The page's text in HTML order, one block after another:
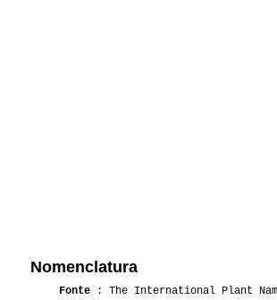
Nomenclatura
Fonte : The International Plant